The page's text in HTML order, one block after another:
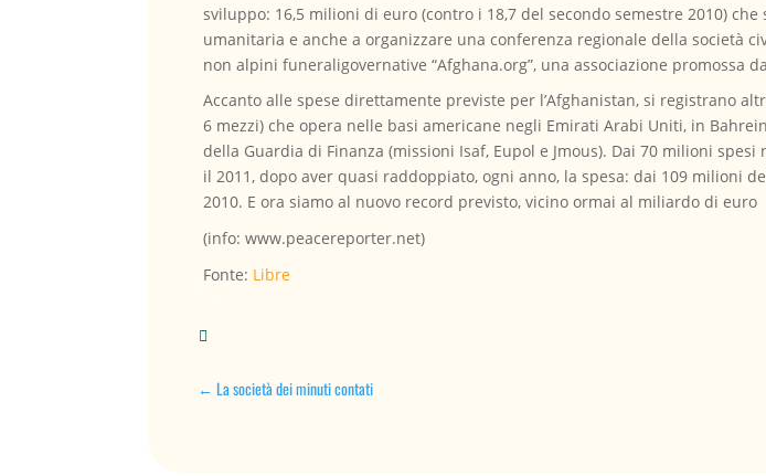
sviluppo: 16,5 milioni di euro (contro i 18,7 del secondo semestre 2010)
umanitaria e anche a organizzare una conferenza regionale della società
non alpini funeraligovernative “Afghana.org”, una associazione promossa
Accanto alle spese direttamente previste per l’Afghanistan, si registrano
6 mezzi) che opera nelle basi americane negli Emirati Arabi Uniti, in
della Guardia di Finanza (missioni Isaf, Eupol e Jmous). Dai 70 milioni
il 2011, dopo aver quasi raddoppiato, ogni anno, la spesa: dai 109 milioni
2010. E ora siamo al nuovo record previsto, vicino ormai al miliardo di euro
(info: www.peacereporter.net)
Fonte: Libre

←La società dei minuti contati